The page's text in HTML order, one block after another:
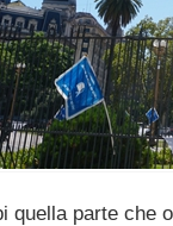
quella parte che